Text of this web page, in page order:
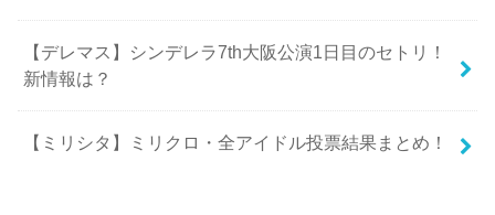
【デレマス】シンデレラ7th大阪公演1日目のセトリ！
新情報は？
【ミリシタ】ミリクロ・全アイドル投票結果まとめ！